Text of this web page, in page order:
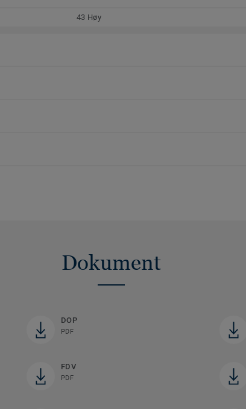
43 Høy
Dokument
DOP
PDF
FDV
PDF